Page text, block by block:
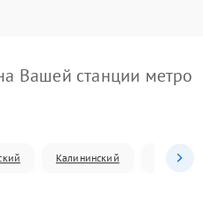
Вашей станции метро
Калининский